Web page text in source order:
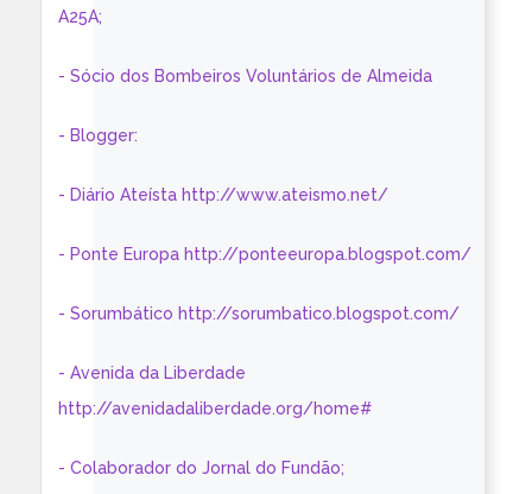
A25A;
- Sócio dos Bombeiros Voluntários de Almeida
- Blogger:
- Diário Ateísta http://www.ateismo.net/
- Ponte Europa http://ponteeuropa.blogspot.com/
- Sorumbático http://sorumbatico.blogspot.com/
- Avenida da Liberdade
http://avenidadaliberdade.org/home#
- Colaborador do Jornal do Fundão;